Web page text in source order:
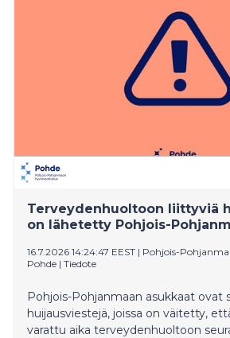
Yrittäjien lainsäädäntöasioiden
Terveydenhuoltoon liittyviä
on lähetetty Pohjois-
16.7.2026 14:24:47 EEST | Pohjois-
Pohde | Tiedote
Pohjois-Pohjanmaan asukkaat ovat
huijausviestejä, joissa on väitetty,
varattu aika terveydenhuoltoon